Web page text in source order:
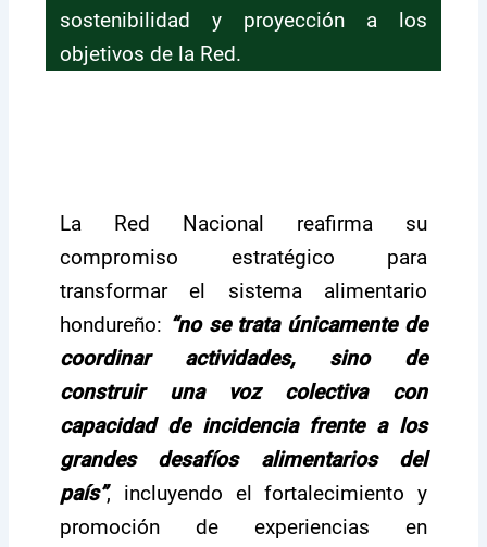
sostenibilidad y proyección a los
objetivos de la Red.
La Red Nacional reafirma su
compromiso estratégico para
transformar el sistema alimentario
hondureño: “no se trata únicamente de
coordinar actividades, sino de
construir una voz colectiva con
capacidad de incidencia frente a los
grandes desafíos alimentarios del
país”, incluyendo el fortalecimiento y
promoción de experiencias en